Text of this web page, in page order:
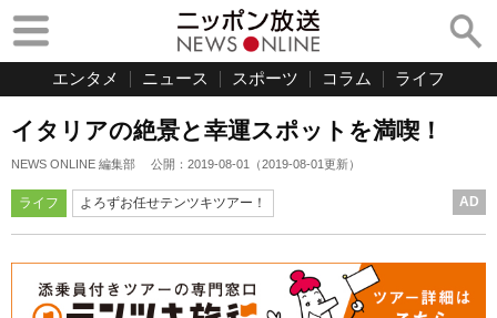
エンタメ ニュース スポーツ コラム ライフ
イタリアの絶景と幸運スポットを満喫！
NEWS ONLINE 編集部 公開： 2019-08-01 （2019-08-01更新）
ライフ よろずお任せテンツキツアー！ AD